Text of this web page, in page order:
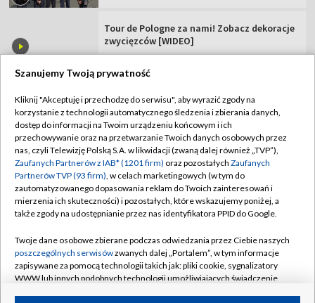
Tour de Pologne za nami! Zobacz dekoracje
zwycięzców [WIDEO]
TVP
Abonament TVP
Sklep TVP
Biuro Reklamy
Oferta Handlowa
Emisja w TVP
Rada Programowa
Ogłoszenia przetargowe
Regulamin TVP
Polityka prywatności
Moje zgody
Biuro reklamy
Kanały
Szanujemy Twoją prywatność
Kliknij "Akceptuję i przechodzę do serwisu", aby wyrazić zgody na
korzystanie z technologii automatycznego śledzenia i zbierania danych,
dostęp do informacji na Twoim urządzeniu końcowym i ich
przechowywanie oraz na przetwarzanie Twoich danych osobowych przez
nas, czyli Telewizję Polską S.A. w likwidacji (zwaną dalej również „TVP”),
Zaufanych Partnerów z IAB* (1201 firm) oraz pozostałych Zaufanych
Partnerów TVP (93 firm), w celach marketingowych (w tym do
zautomatyzowanego dopasowania reklam do Twoich zainteresowań i
mierzenia ich skuteczności) i pozostałych, które wskazujemy poniżej, a
także zgody na udostępnianie przez nas identyfikatora PPID do Google.
Twoje dane osobowe zbierane podczas odwiedzania przez Ciebie naszych
poszczególnych serwisówzwanych dalej „Portalem”, w tym informacje
zapisywane za pomocą technologii takich jak: pliki cookie, sygnalizatory
WWW lub innych podobnych technologii umożliwiających świadczenie